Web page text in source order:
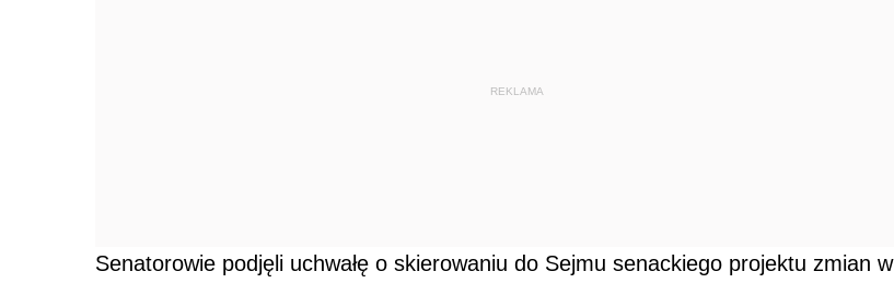
REKLAMA
Senatorowie podjęli uchwałę o skierowaniu do Sejmu senackiego projektu zmian w